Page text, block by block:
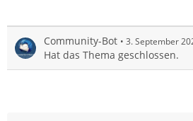
Community-Bot 3. September
Hat das Thema geschlossen.